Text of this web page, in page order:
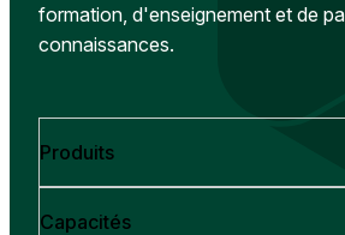
formation, d'enseignement et de
connaissances.
Produits
Capacités